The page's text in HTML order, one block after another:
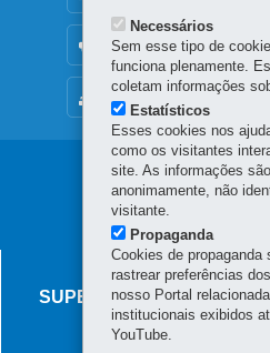
OUVIDORIA
Navegação
principal
AGÊNCIA DO
SUPERINTENDÊNCIA-
Necessários
Sem esse tipo de
funciona plenamente.
coletam informações
Estatísticos
Esses cookies nos
como os visitantes
site. As informações
anonimamente, não
visitante.
Propaganda
Cookies de propaganda
rastrear preferências
nosso Portal
institucionais exibidos
YouTube.